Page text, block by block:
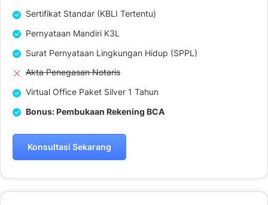
Sertifikat Standar (KBLI Tertentu)
Pernyataan Mandiri K3L
Surat Pernyataan Lingkungan Hidup (SPPL)
Akta Penegasan Notaris
Virtual Office Paket Silver 1 Tahun
Bonus: Pembukaan Rekening BCA
Konsultasi Sekarang